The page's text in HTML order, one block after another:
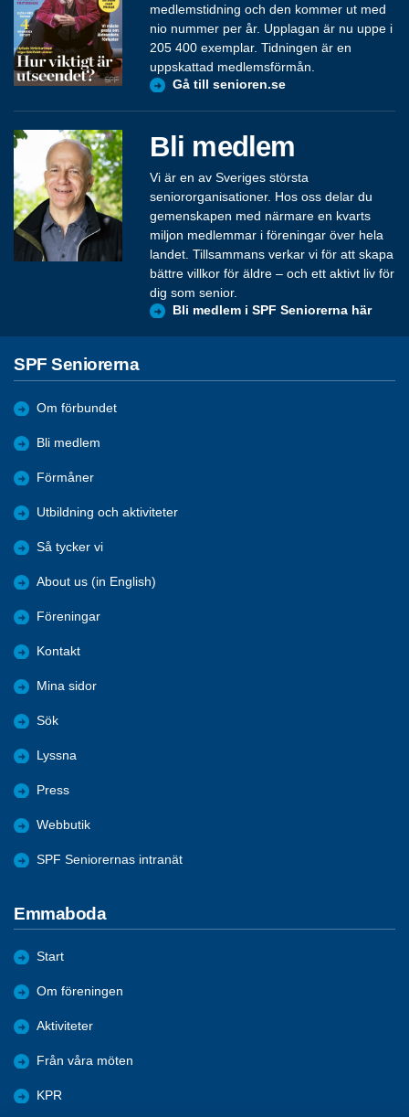
medlemstidning och den kommer ut med
nio nummer per år. Upplagan är nu uppe i
205 400 exemplar. Tidningen är en
uppskattad medlemsförmån.
Gå till senioren.se
Bli medlem
Vi är en av Sveriges största
seniororganisationer. Hos oss delar du
gemenskapen med närmare en kvarts
miljon medlemmar i föreningar över hela
landet. Tillsammans verkar vi för att skapa
bättre villkor för äldre – och ett aktivt liv för
dig som senior.
Bli medlem i SPF Seniorerna här
SPF Seniorerna
Om förbundet
Bli medlem
Förmåner
Utbildning och aktiviteter
Så tycker vi
About us (in English)
Föreningar
Kontakt
Mina sidor
Sök
Lyssna
Press
Webbutik
SPF Seniorernas intranät
Emmaboda
Start
Om föreningen
Aktiviteter
Från våra möten
KPR